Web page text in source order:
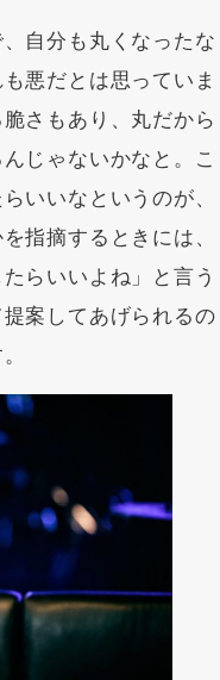
自分も丸くなったな
悪だとは思っていま
さもあり、丸だから
じゃないかなと。こ
いいなというのが、
指摘するときには、
らいいよね」と言う
案してあげられるの